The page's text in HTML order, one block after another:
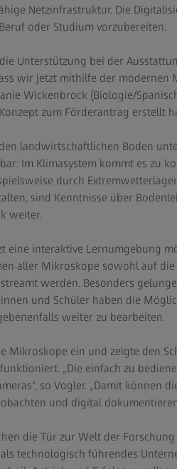
Netzinfrastruktur. Die
oder Studium vorzubereiten.
Unterstützung bei der
wir jetzt mithilfe der modernen
Wickenbrock (Biologie/
zum Förderantrag erstellt
landwirtschaftlichen Boden
Im Klimasystem kommt es zu
durch
sind Kenntnisse über
weiter.
eine interaktive Lernumgebung
aller Mikroskope sowohl auf die
werden. Besonders
und Schüler haben die
weiter zu bearbeiten.
Mikroskope ein und zeigte den
„Die einfach zu
so Vogler. „Damit können
und digital
die Tür zur Welt der
technologisch führendes